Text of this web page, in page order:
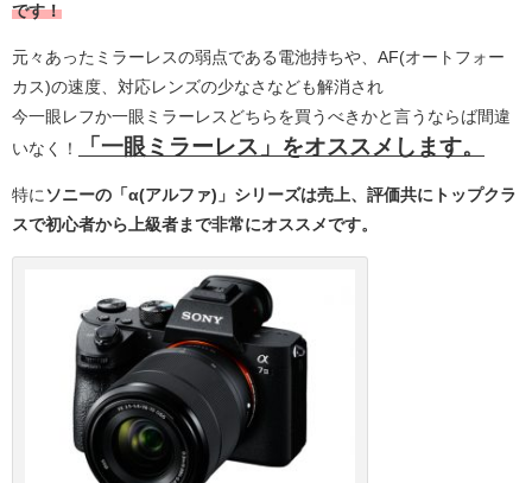
です！
元々あったミラーレスの弱点である電池持ちや、AF(オートフォー
カス)の速度、対応レンズの少なさなども解消され
今一眼レフか一眼ミラーレスどちらを買うべきかと言うならば間違
いなく！
「一眼ミラーレス」をオススメします。
特に ソニーの「α(アルファ)」シリーズは売上、評価共にトップクラ
スで初心者から上級者まで非常にオススメです。